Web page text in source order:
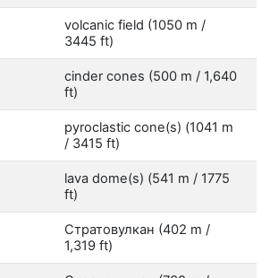
volcanic field (1050 m /
3445 ft)
cinder cones (500 m / 1,640
ft)
pyroclastic cone(s) (1041 m
/ 3415 ft)
lava dome(s) (541 m / 1775
ft)
Стратовулкан (402 m /
1,319 ft)